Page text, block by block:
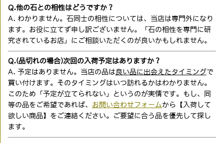
Q.他の石との相性はどうですか？
A. わかりません。石同士の相性については、当店は専門外になり
ます。お役に立てず申し訳ございません。「石の相性を専門に研
究されているお店」にご相談いただくのが良いかもしれません。
Q.(品切れの場合)次回の入荷予定はありますか？
A. 予定はありません。当店の品は 良い品に出会えたタイミングで
買い付けます。そのタイミングはいつ訪れるかはわかりません。
このため「予定が立てられない」というのが実情です。もし、同
等の品をご希望であれば、 お問い合わせフォーム から【入荷して
欲しい商品】をご連絡ください。ご要望に合う品を優先して探し
ます。